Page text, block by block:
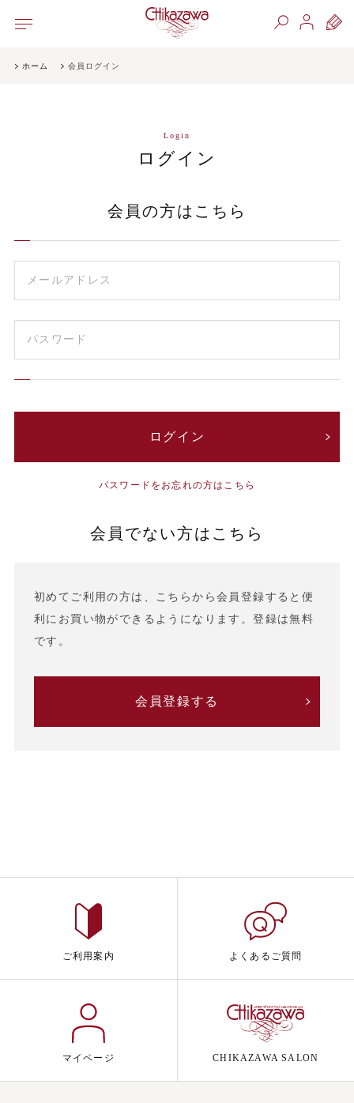
ホーム 会員ログイン
Login
ログイン
会員の方はこちら
パスワードをお忘れの方はこちら
会員でない方はこちら
初めてご利用の方は、こちらから会員登録すると便
利にお買い物ができるようになります。登録は無料
です。
会員登録する
ご利用案内 よくあるご質問
マイページ CHIKAZAWA SALON